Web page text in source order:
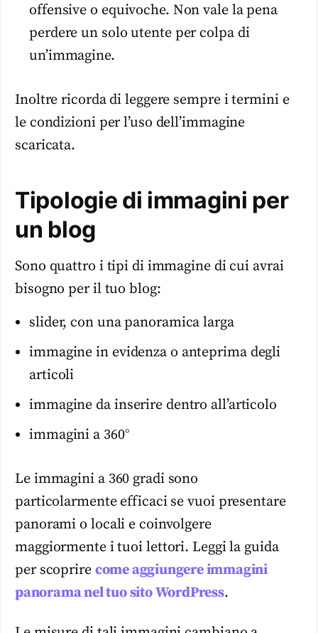
offensive o equivoche. Non vale la pena
perdere un solo utente per colpa di
un’immagine.
Inoltre ricorda di leggere sempre i termini e
le condizioni per l’uso dell’immagine
scaricata.
Tipologie di immagini per
un blog
Sono quattro i tipi di immagine di cui avrai
bisogno per il tuo blog:
slider, con una panoramica larga
immagine in evidenza o anteprima degli
articoli
immagine da inserire dentro all’articolo
immagini a 360°
Le immagini a 360 gradi sono
particolarmente efficaci se vuoi presentare
panorami o locali e coinvolgere
maggiormente i tuoi lettori. Leggi la guida
per scoprire come aggiungere immagini
panorama nel tuo sito WordPress.